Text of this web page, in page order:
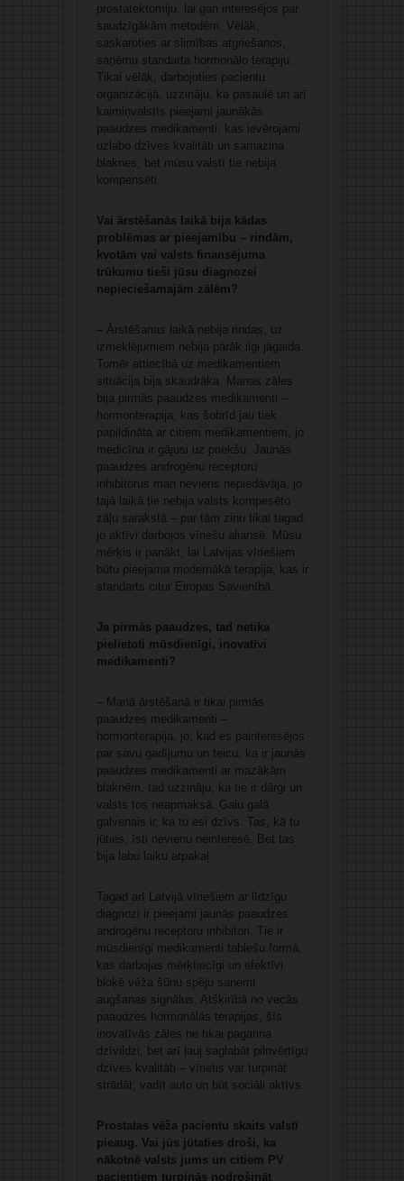
prostatektomiju, lai gan interesējos par
saudzīgākām metodēm. Vēlāk,
saskaroties ar slimības atgriešanos,
saņēmu standarta hormonālo terapiju.
Tikai vēlāk, darbojoties pacientu
organizācijā, uzzināju, ka pasaulē un arī
kaimiņvalstīs pieejami jaunākās
paaudzes medikamenti, kas ievērojami
uzlabo dzīves kvalitāti un samazina
blaknes, bet mūsu valstī tie nebija
kompensēti.
Vai ārstēšanās laikā bija kādas
problēmas ar pieejamību – rindām,
kvotām vai valsts finansējuma
trūkumu tieši jūsu diagnozei
nepieciešamajām zālēm?
– Ārstēšanas laikā nebija rindas, uz
izmeklējumiem nebija pārāk ilgi jāgaida.
Tomēr attiecībā uz medikamentiem
situācija bija skaudrāka. Manas zāles
bija pirmās paaudzes medikamenti –
hormonterapija, kas šobrīd jau tiek
papildināta ar citiem medikamentiem, jo
medicīna ir gājusi uz priekšu. Jaunās
paaudzes androgēnu receptoru
inhibitorus man neviens nepiedāvāja, jo
tajā laikā tie nebija valsts kompesēto
zāļu sarakstā – par tām zinu tikai tagad,
jo aktīvi darbojos vīriešu aliansē. Mūsu
mērķis ir panākt, lai Latvijas vīriešiem
būtu pieejama modernākā terapija, kas ir
standarts citur Eiropas Savienībā.
Ja pirmās paaudzes, tad netika
pielietoti mūsdienīgi, inovatīvi
medikamenti?
– Manā ārstēšanā ir tikai pirmās
paaudzes medikamenti –
hormonterapija, jo, kad es painteresējos
par savu gadījumu un teicu, ka ir jaunās
paaudzes medikamenti ar mazākām
blaknēm, tad uzzināju, ka tie ir dārgi un
valsts tos neapmaksā. Galu galā
galvenais ir, ka tu esi dzīvs. Tas, kā tu
jūties, īsti nevienu neinteresē. Bet tas
bija labu laiku atpakaļ.
Tagad arī Latvijā vīriešiem ar līdzīgu
diagnozi ir pieejami jaunās paaudzes
androgēnu receptoru inhibitori. Tie ir
mūsdienīgi medikamenti tablešu formā,
kas darbojas mērķtiecīgi un efektīvi
bloķē vēža šūnu spēju saņemt
augšanas signālus. Atšķirībā no vecās
paaudzes hormonālās terapijas, šīs
inovatīvās zāles ne tikai pagarina
dzīvildzi, bet arī ļauj saglabāt pilnvērtīgu
dzīves kvalitāti – vīrietis var turpināt
strādāt, vadīt auto un būt sociāli aktīvs.
Prostatas vēža pacientu skaits valstī
pieaug. Vai jūs jūtaties droši, ka
nākotnē valsts jums un citiem PV
pacientiem turpinās nodrošināt